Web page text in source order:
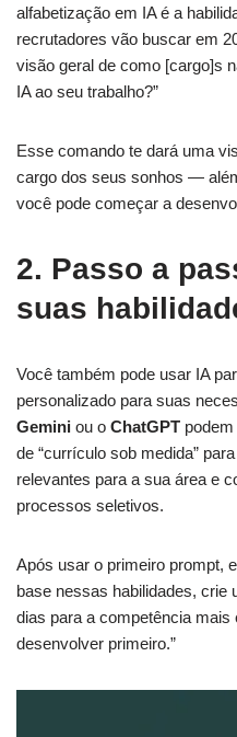
alfabetização em IA é a
recrutadores vão buscar em
visão geral de como [cargo]s
IA ao seu trabalho?”
Esse comando te dará uma
cargo dos seus sonhos —
você pode começar a
2. Passo a
suas
Você também pode usar IA
personalizado para suas
Gemini ou o ChatGPT
de “currículo sob medida”
relevantes para a sua área e
processos seletivos.
Após usar o primeiro prompt,
base nessas habilidades, crie
dias para a competência mais
desenvolver primeiro.”